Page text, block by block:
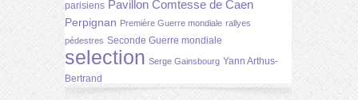
parisiens Pavillon Comtesse de Caen
Perpignan Première Guerre mondiale rallyes
pédestres Seconde Guerre mondiale
selection Serge Gainsbourg Yann Arthus-
Bertrand